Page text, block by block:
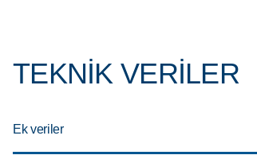
TEKNIK VERILER
Ek veriler